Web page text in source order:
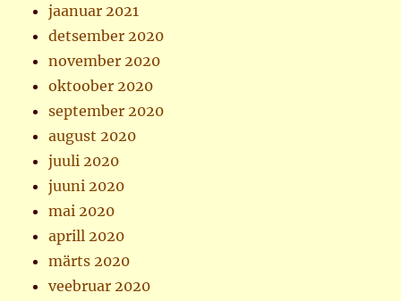
jaanuar 2021
detsember 2020
november 2020
oktoober 2020
september 2020
august 2020
juuli 2020
juuni 2020
mai 2020
aprill 2020
märts 2020
veebruar 2020